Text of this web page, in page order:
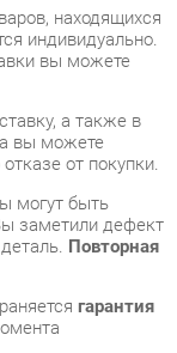
а также в
вы можете
от покупки.
быть
дефект
Повторная
гарантия
,